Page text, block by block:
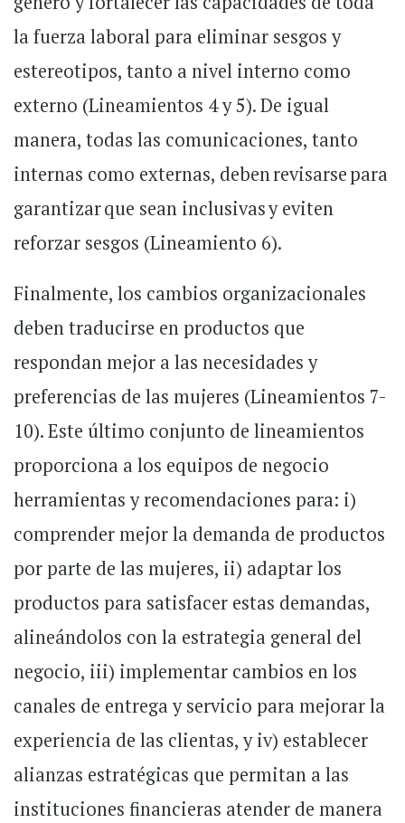
la fuerza laboral para eliminar sesgos y
estereotipos, tanto a nivel interno como
externo (Lineamientos 4 y 5). De igual
manera, todas las comunicaciones, tanto
internas como externas, deben revisarse para
garantizar que sean inclusivas y eviten
reforzar sesgos (Lineamiento 6).
Finalmente, los cambios organizacionales
deben traducirse en productos que
respondan mejor a las necesidades y
preferencias de las mujeres (Lineamientos 7-
10). Este último conjunto de lineamientos
proporciona a los equipos de negocio
herramientas y recomendaciones para: i)
comprender mejor la demanda de productos
por parte de las mujeres, ii) adaptar los
productos para satisfacer estas demandas,
alineándolos con la estrategia general del
negocio, iii) implementar cambios en los
canales de entrega y servicio para mejorar la
experiencia de las clientas, y iv) establecer
alianzas estratégicas que permitan a las
instituciones financieras atender de manera